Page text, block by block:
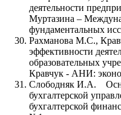
деятельности
Муртазина –
фундаментальных
Рахманова М.С.,
эффективности
образовательных
Кравчук - АНИ:
Слободняк И.А.
бухгалтерской
бухгалтерской